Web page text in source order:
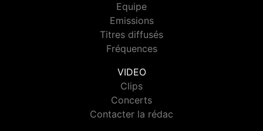
Equipe
Emissions
Titres diffusés
Fréquences
VIDEO
Clips
Concerts
Contacter la rédac